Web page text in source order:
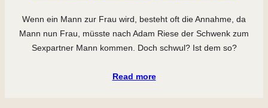
Wenn ein Mann zur Frau wird, besteht oft die Annahme, da
Mann nun Frau, müsste nach Adam Riese der Schwenk zum
Sexpartner Mann kommen. Doch schwul? Ist dem so?
Read more